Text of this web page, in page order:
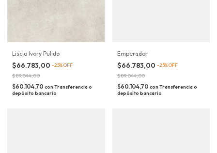
Liscio Ivory Pulido
$66.783,00 -25%OFF
$89.044,00
$60.104,70 con Transferencia o
depósito bancario
Emperador
$66.783,00 -25%OFF
$89.044,00
$60.104,70 con Transferencia o
depósito bancario